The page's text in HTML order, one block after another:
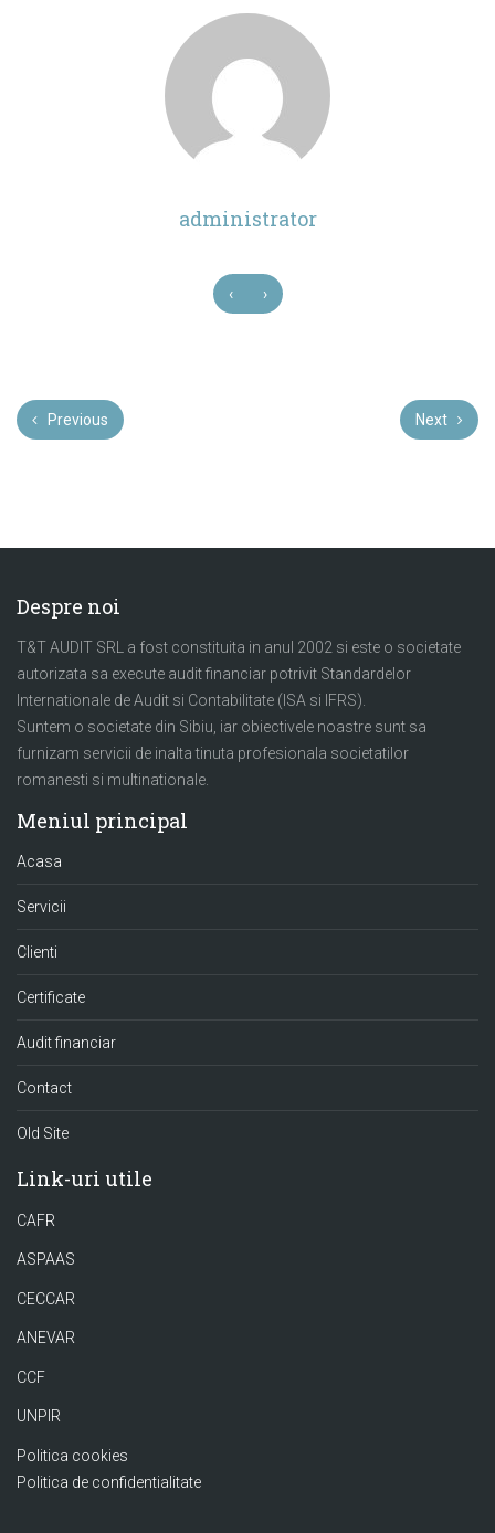
administrator
‹ ›
Previous Next
Despre noi
T&T AUDIT SRL a fost constituita in anul 2002 si este o societate
autorizata sa execute audit financiar potrivit Standardelor
Internationale de Audit si Contabilitate (ISA si IFRS).
Suntem o societate din Sibiu, iar obiectivele noastre sunt sa
furnizam servicii de inalta tinuta profesionala societatilor
romanesti si multinationale.
Meniul principal
Acasa
Servicii
Clienti
Certificate
Audit financiar
Contact
Old Site
Link-uri utile
CAFR
ASPAAS
CECCAR
ANEVAR
CCF
UNPIR
Politica cookies
Politica de confidentialitate